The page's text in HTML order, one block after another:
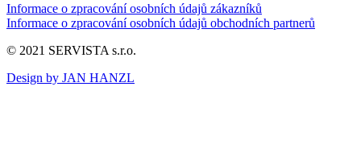
Informace o zpracování osobních údajů zákazníků
Informace o zpracování osobních údajů obchodních partnerů
© 2021 SERVISTA s.r.o.
Design by JAN HANZL